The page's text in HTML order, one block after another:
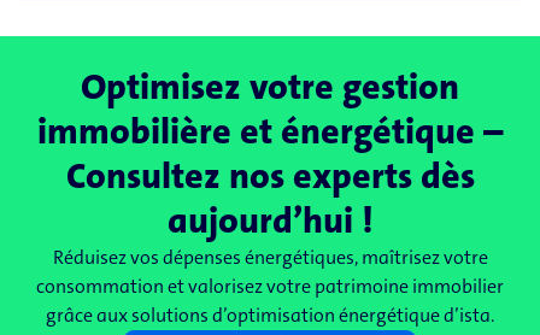
Optimisez votre gestion
immobilière et énergétique –
Consultez nos experts dès
aujourd’hui !
Réduisez vos dépenses énergétiques, maîtrisez votre
consommation et valorisez votre patrimoine immobilier
grâce aux solutions d’optimisation énergétique d’ista.